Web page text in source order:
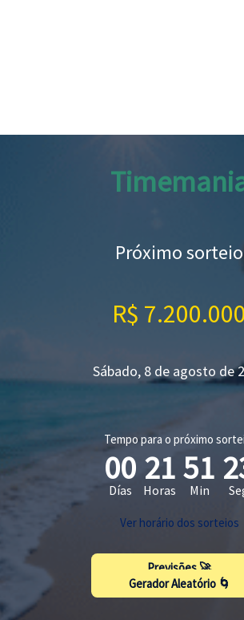
Próximo sorteio
R$
Sábado, 8 de agosto de
Tempo para o próximo
00
Días
21
Horas
51
Min
Ver horário dos sorteios
Previsões 🚀
Gerador Aleatório 🌀